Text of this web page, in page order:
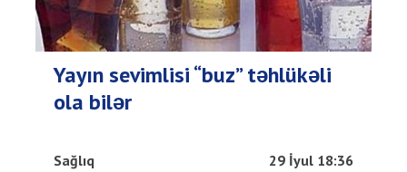
Yayın sevimlisi “buz” təhlükəli
ola bilər
Sağlıq 29 İyul 18:36